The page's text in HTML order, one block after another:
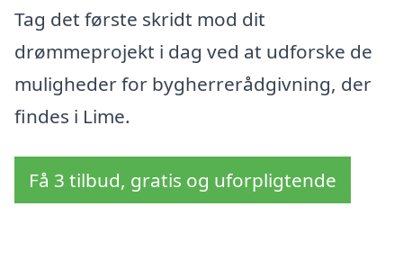
Tag det første skridt mod dit
drømmeprojekt i dag ved at udforske de
muligheder for bygherrerådgivning, der
findes i Lime.
Få 3 tilbud, gratis og uforpligtende